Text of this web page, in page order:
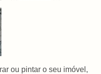
ou pintar o seu imóvel,